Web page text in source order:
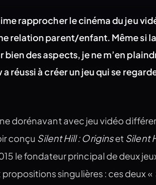
rapprocher le cinéma du jeu
relation parent/enfant. Même si la
des aspects, je ne m’en
réussi à créer un jeu qui se
dorénavant avec jeu vidéo
conçu Silent Hill : Originset Silent
le fondateur principal de deux
propositions singulières : ces deux «